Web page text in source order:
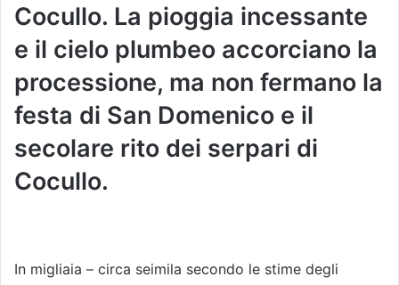
Cocullo. La pioggia incessante
e il cielo plumbeo accorciano la
processione, ma non fermano la
festa di San Domenico e il
secolare rito dei serpari di
Cocullo.
In migliaia – circa seimila secondo le stime degli